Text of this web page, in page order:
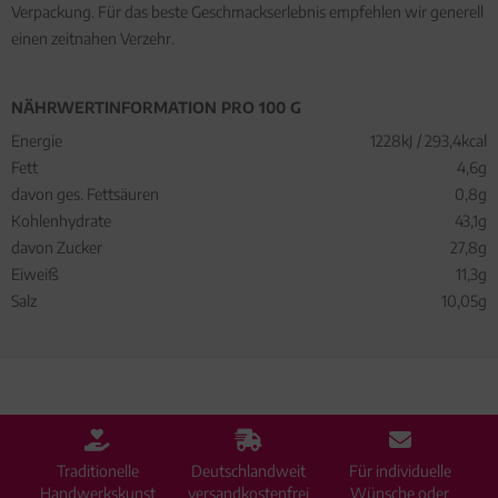
Verpackung. Für das beste Geschmackserlebnis empfehlen wir generell
einen zeitnahen Verzehr.
NÄHRWERTINFORMATION PRO 100 G
Energie
1228kJ / 293,4kcal
Fett
4,6g
davon ges. Fettsäuren
0,8g
Kohlenhydrate
43,1g
davon Zucker
27,8g
Eiweiß
11,3g
Salz
10,05g
Traditionelle
Handwerkskunst
Deutschlandweit
versandkostenfrei
Für individuelle
Wünsche oder